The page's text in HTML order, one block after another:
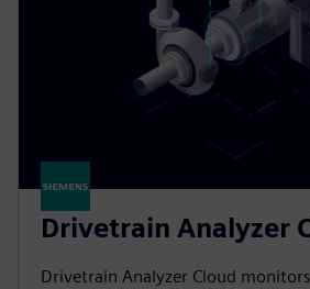
Drivetrain Analyzer
Drivetrain Analyzer Cloud